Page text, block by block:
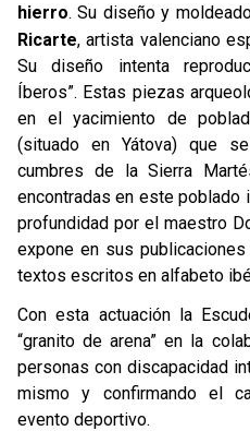
hierro. Su diseño y
Ricarte, artista valenciano
Su diseño intenta
Íberos”. Estas piezas
en el yacimiento de
(situado en Yátova) que
cumbres de la Sierra
encontradas en este poblado
profundidad por el maestro
expone en sus
textos escritos en alfabeto
Con esta actuación la
“granito de arena” en la
personas con discapacidad
mismo y confirmando el
evento deportivo.